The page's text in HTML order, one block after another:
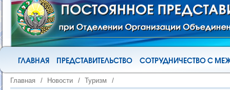
ГЛАВНАЯ ПРЕДСТАВИТЕЛЬСТВО СОТРУДНИЧЕСТВО С
Главная / Новости / Туризм /